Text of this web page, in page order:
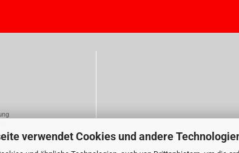
verwendet Cookies und andere